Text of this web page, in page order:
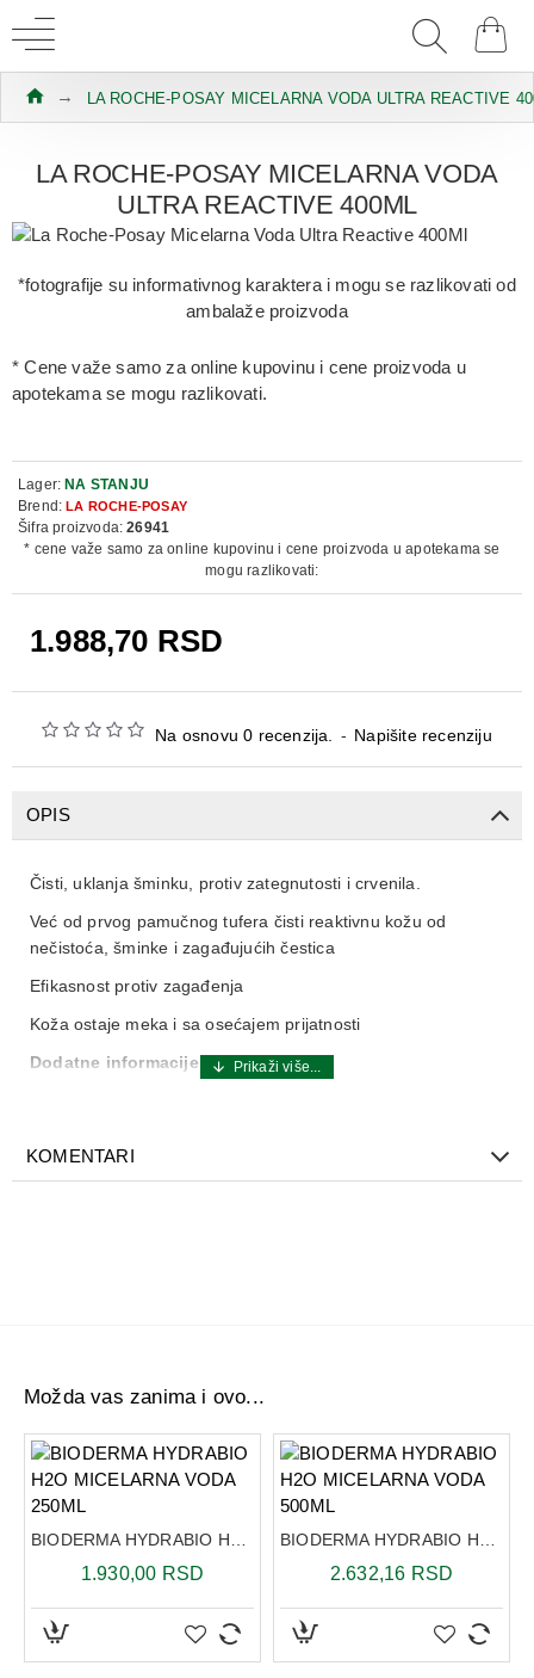
LA ROCHE-POSAY MICELARNA VODA ULTRA REACTIVE
LA ROCHE-POSAY MICELARNA VODA
ULTRA REACTIVE 400ML
*fotografije su informativnog karaktera i mogu se razlikovati od
ambalaže proizvoda
* Cene važe samo za online kupovinu i cene proizvoda u
apotekama se mogu razlikovati.
Na osnovu 0 recenzija. - Napišite recenziju
1.988,70 RSD
Lager: NA STANJU
Brend: LA ROCHE-POSAY
Šifra proizvoda: 26941
* cene važe samo za online kupovinu i cene proizvoda u apotekama se
mogu razlikovati:
OPIS
Čisti, uklanja šminku, protiv zategnutosti i crvenila.
Već od prvog pamučnog tufera čisti reaktivnu kožu od
nečistoća, šminke i zagađujućih čestica
Efikasnost protiv zagađenja
Koža ostaje meka i sa osećajem prijatnosti
Dodatne informacije i benfiti:
Koža ostaje meka i sa osećajem prijatnosti
nečistoće.
Preporučen način nanošenja za optimalnu efikasnost:
Pamučni tufer natopite proizvodom. Ujutru i uveče naročito
za uklanjanje šminke. Za postizanje veće efikasnosti i za
manje trljanja, držite pamučni tufer na koži nekoliko sekundi
pre nežnog brisanja.
AQUA / WATER • GLYCERIN • PEG-7 CAPRYLIC/CAPRIC
GLYCERIDES • POLOXAMER 124 • POLOXAMER 184 •
KOMENTARI
Možda vas zanima i ovo...
1.930,00 RSD 2.632,16 RSD